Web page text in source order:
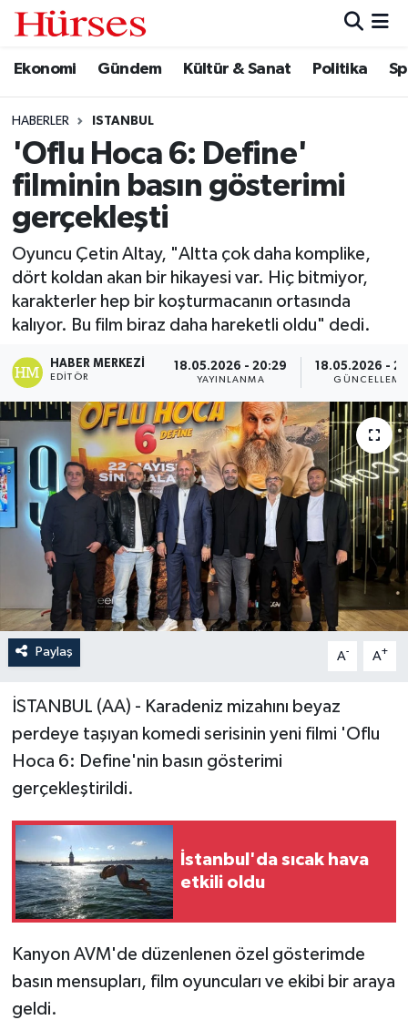
Ekonomi Gündem Kültür & Sanat Politika
HABERLER ISTANBUL
'Oflu Hoca 6: Define'
filminin basın gösterimi
gerçekleşti
Oyuncu Çetin Altay, "Altta çok daha komplike,
dört koldan akan bir hikayesi var. Hiç bitmiyor,
karakterler hep bir koşturmacanın ortasında
kalıyor. Bu film biraz daha hareketli oldu" dedi.
HABER MERKEZI
EDITÖR
18.05.2026 - 20:29
YAYINLANMA
18.05.2026 -
GÜNCELLEME
Paylaş A- A+
İSTANBUL (AA) - Karadeniz mizahını beyaz
perdeye taşıyan komedi serisinin yeni filmi 'Oflu
Hoca 6: Define'nin basın gösterimi
gerçekleştirildi.
İstanbul'da sıcak hava
etkili oldu
Kanyon AVM'de düzenlenen özel gösterimde
basın mensupları, film oyuncuları ve ekibi bir araya
geldi.
Ekonomi
Gündem
Kültür & Sanat
Politika
Spor
Turizm
Hava Durumu
Trafik Durumu
Süper Lig Puan Durumu ve Fikstür
Tüm Manşetler
Son Dakika Haberleri
Haber Arşivi